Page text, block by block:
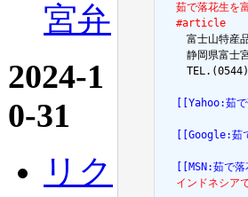
宮弁
2024-1
0-31
リク
茹で落花生を
  #article
富士山特産品
　静岡県富士
　
[[Yahoo:茹で
[[Google:茹
[[MSN:茹で落
インドネシア